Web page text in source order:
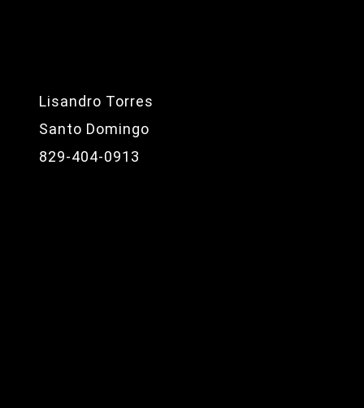
Lisandro Torres
Santo Domingo
829-404-0913